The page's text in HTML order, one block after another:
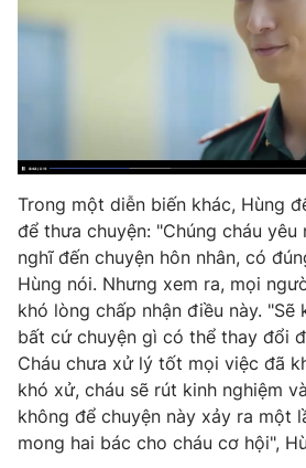
VTV Money VTV
VTV Sức khoẻ Bất
Thị trường 24h Tấm
VTV4 Vươn
VTV9 VTV8
Trong một diễn biến khác, Hùng
để thưa chuyện: "Chúng cháu
nghĩ đến chuyện hôn nhân, có
Hùng nói. Nhưng xem ra, mọi
khó lòng chấp nhận điều này. "Sẽ
bất cứ chuyện gì có thể thay đổi
Cháu chưa xử lý tốt mọi việc đã
khó xử, cháu sẽ rút kinh nghiệm
không để chuyện này xảy ra một
mong hai bác cho cháu cơ hội",